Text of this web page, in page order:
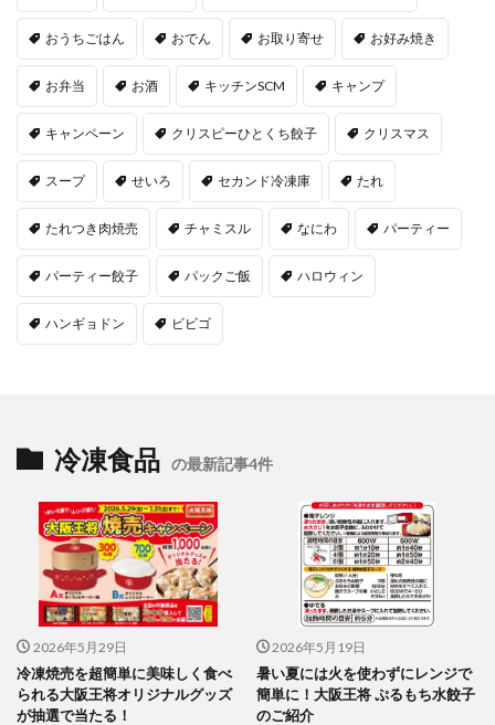
おうちごはん おでん お取り寄せ お好み焼き
お弁当 お酒 キッチンSCM キャンプ
キャンペーン クリスピーひとくち餃子 クリスマス
スープ せいろ セカンド冷凍庫 たれ
たれつき肉焼売 チャミスル なにわ パーティー
パーティー餃子 パックご飯 ハロウィン
ハンギョドン ビビゴ
冷凍食品 の最新記事4件
2026年5月29日
冷凍焼売を超簡単に美味しく食べ
られる大阪王将オリジナルグッズ
が抽選で当たる！
2026年5月19日
暑い夏には火を使わずにレンジで
簡単に！大阪王将 ぷるもち水餃子
のご紹介